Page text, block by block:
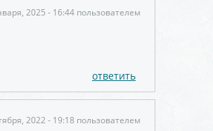
2025 - 16:44 пользователем
ответить
2022 - 19:18 пользователем